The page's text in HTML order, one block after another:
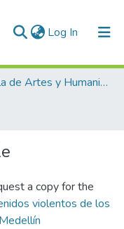
Log In (current)
Escuela de Artes y Humanidades
a copy for the
violentos de los